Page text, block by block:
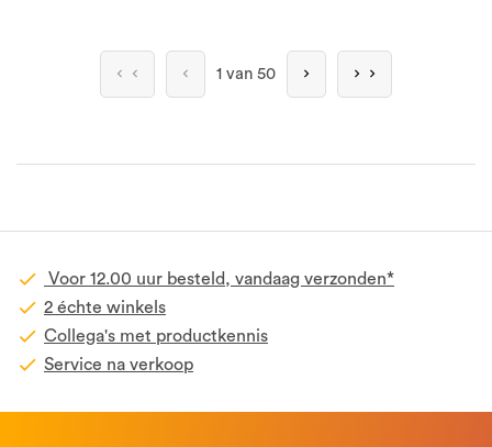
1 van 50
Voor 12.00 uur besteld, vandaag verzonden*
2 échte winkels
Collega's met productkennis
Service na verkoop